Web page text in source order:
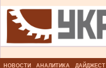
НОВОСТИ АНАЛИТИКА ДАЙДЖЕСТ